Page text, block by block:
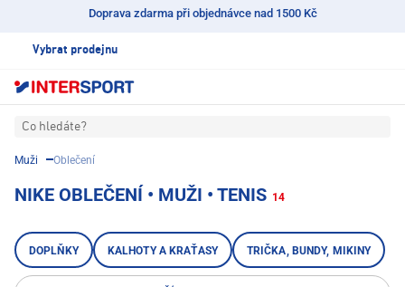
Doprava zdarma při objednávce nad 1500 Kč
Vybrat prodejnu
Co hledáte?
Muži Oblečení
NIKE OBLEČENÍ • MUŽI • TENIS 14
DOPLŇKY KALHOTY A KRAŤASY TRIČKA, BUNDY, MIKINY